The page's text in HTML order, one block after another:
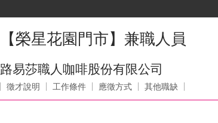
【榮星花園門市】兼職人員
路易莎職人咖啡股份有限公司
徵才說明 工作條件 應徵方式 其他職缺